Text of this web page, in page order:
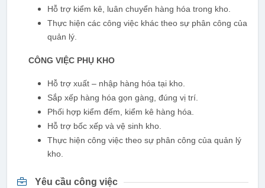
Hỗ trợ kiểm kê, luân chuyển hàng hóa trong kho.
Thực hiện các công việc khác theo sự phân công của
quản lý.
CÔNG VIỆC PHỤ KHO
Hỗ trợ xuất – nhập hàng hóa tại kho.
Sắp xếp hàng hóa gọn gàng, đúng vị trí.
Phối hợp kiểm đếm, kiểm kê hàng hóa.
Hỗ trợ bốc xếp và vệ sinh kho.
Thực hiện công việc theo sự phân công của quản lý
kho.
Yêu cầu công việc